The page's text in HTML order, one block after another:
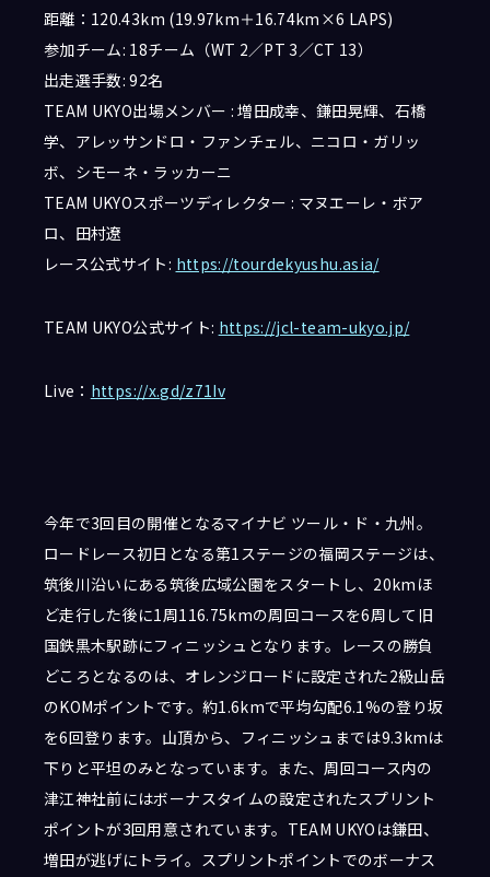
距離：120.43km (19.97km＋16.74km×6 LAPS)
参加チーム: 18チーム（WT 2／PT 3／CT 13）
出走選手数: 92名
TEAM UKYO出場メンバー : 増田成幸、鎌田晃輝、石橋
学、アレッサンドロ・ファンチェル、ニコロ・ガリッ
ボ、シモーネ・ラッカーニ
TEAM UKYOスポーツディレクター : マヌエーレ・ボア
ロ、田村遼
レース公式サイト: https://tourdekyushu.asia/
TEAM UKYO公式サイト: https://jcl-team-ukyo.jp/
Live： https://x.gd/z71Iv
今年で3回目の開催となるマイナビ ツール・ド・九州。
ロードレース初日となる第1ステージの福岡ステージは、
筑後川沿いにある筑後広域公園をスタートし、20kmほ
ど走行した後に1周116.75kmの周回コースを6周して旧
国鉄黒木駅跡にフィニッシュとなります。レースの勝負
どころとなるのは、オレンジロードに設定された2級山岳
のKOMポイントです。約1.6kmで平均勾配6.1%の登り坂
を6回登ります。山頂から、フィニッシュまでは9.3kmは
下りと平坦のみとなっています。また、周回コース内の
津江神社前にはボーナスタイムの設定されたスプリント
ポイントが3回用意されています。TEAM UKYOは鎌田、
増田が逃げにトライ。スプリントポイントでのボーナス